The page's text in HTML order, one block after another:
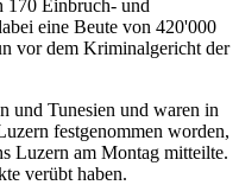
170 Einbruch- und
eine Beute von 420'000
vor dem Kriminalgericht der
und Tunesien und waren in
festgenommen worden,
Luzern am Montag mitteilte.
verübt haben.